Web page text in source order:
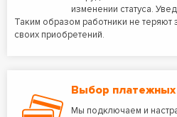
изменении статуса.
Таким образом работники не теряют
своих приобретений.
Выбор платежных
Мы подключаем и